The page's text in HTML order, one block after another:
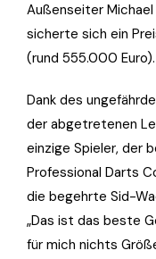
Außenseiter
sicherte sich ein
(rund 555.000 Euro).
Dank des
der abgetretenen
einzige Spieler, der
Professional Darts
die begehrte Sid-
„Das ist das beste
für mich nichts